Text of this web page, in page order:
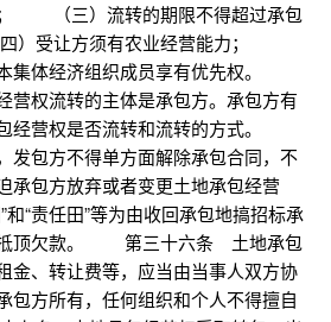
； （三）流转的期限不得超过承包
）受让方须有农业经营能力；
本集体经济组织成员享有优先权。
权流转的主体是承包方。承包方有
经营权是否流转和流转的方式。
包方不得单方面解除承包合同，不
承包方放弃或者变更土地承包经营
和“责任田”等为由收回承包地搞招标承
抵顶欠款。 第三十六条 土地承包
金、转让费等，应当由当事人双方协
包方所有，任何组织和个人不得擅自